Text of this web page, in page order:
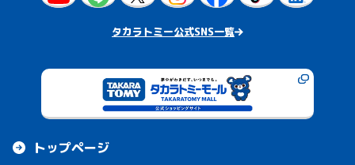
タカラトミー公式SNS一覧
トップページ